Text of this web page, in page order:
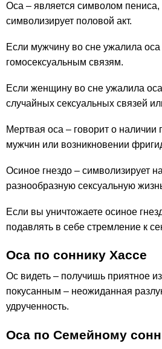
Оса – является символом пениса,
символизирует половой акт.
Если мужчину во сне ужалила оса
гомосексуальным связям.
Если женщину во сне ужалила
случайных сексуальных связей
Мертвая оса – говорит о наличии
мужчин или возникновении
Осиное гнездо – символизирует
разнообразную сексуальную
Если вы уничтожаете осиное
подавлять в себе стремление к
Оса по соннику Хассе
Ос видеть – получишь приятное
покусанным – неожиданная
удрученность.
Оса по Семейному